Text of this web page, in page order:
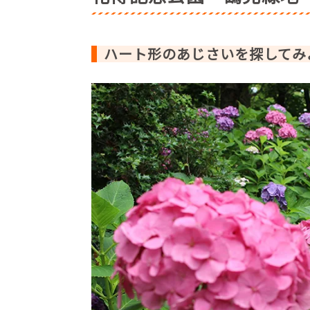
ハート形のあじさいを探して